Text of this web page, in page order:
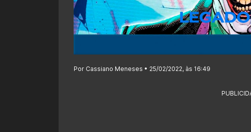
Por Cassiano Meneses • 25/02/2022, às 16:49